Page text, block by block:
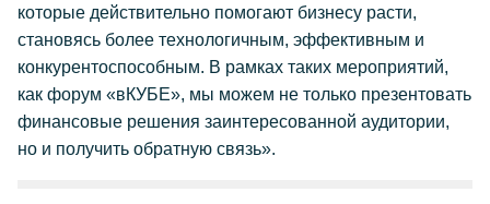
которые действительно помогают бизнесу расти,
становясь более технологичным, эффективным и
конкурентоспособным. В рамках таких мероприятий,
как форум «вКУБЕ», мы можем не только презентовать
финансовые решения заинтересованной аудитории,
но и получить обратную связь».